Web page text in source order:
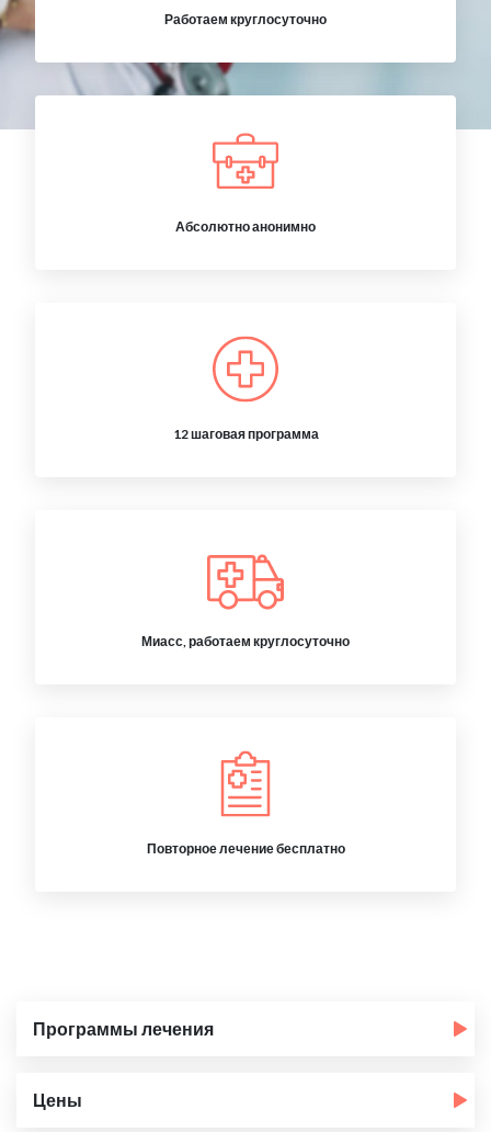
Работаем круглосуточно
Абсолютно анонимно
12 шаговая программа
Миасс, работаем круглосуточно
Повторное лечение бесплатно
Программы лечения
Цены